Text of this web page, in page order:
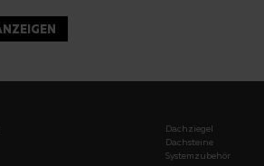
Dachziegel
Dachsteine
Systemzubehör